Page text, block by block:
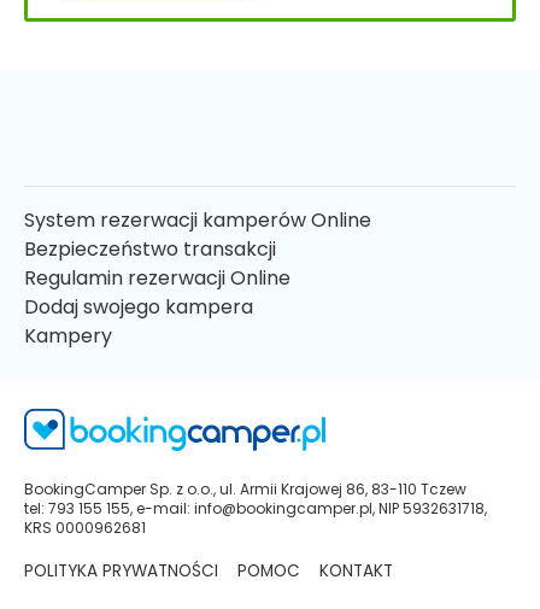
System rezerwacji kamperów Online
Bezpieczeństwo transakcji
Regulamin rezerwacji Online
Dodaj swojego kampera
Kampery
BookingCamper Sp. z o.o., ul. Armii Krajowej 86, 83-110 Tczew
tel: 793 155 155, e-mail: info@bookingcamper.pl, NIP 5932631718,
KRS 0000962681
POLITYKA PRYWATNOŚCI POMOC KONTAKT